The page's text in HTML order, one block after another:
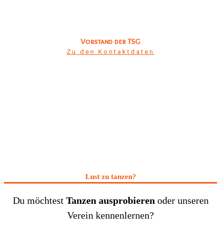
Vorstand der TSG
Zu den Kontaktdaten
Lust zu tanzen?
Du möchtest Tanzen ausprobieren oder unseren
Verein kennenlernen?